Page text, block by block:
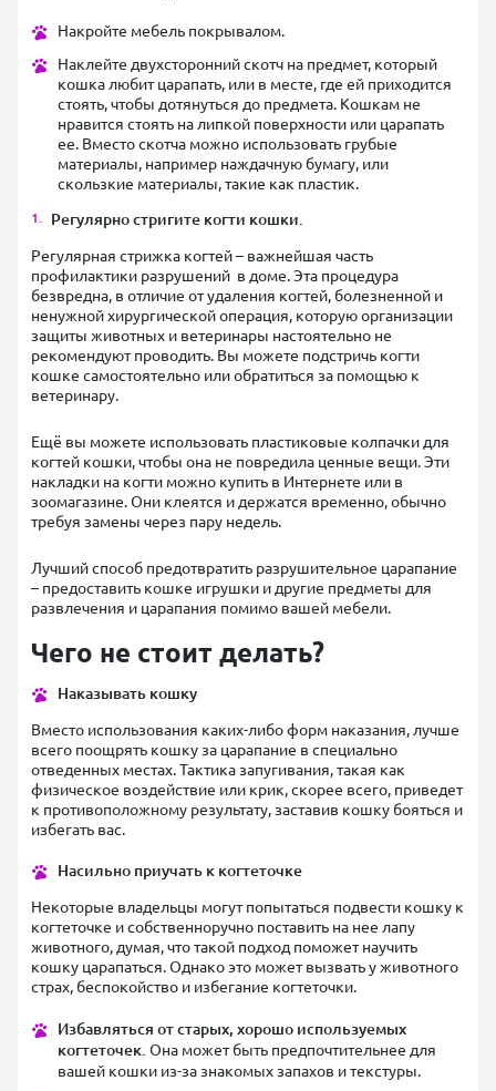
Накройте мебель покрывалом.
Наклейте двухсторонний скотч на предмет, который
кошка любит царапать, или в месте, где ей приходится
стоять, чтобы дотянуться до предмета. Кошкам не
нравится стоять на липкой поверхности или царапать
ее. Вместо скотча можно использовать грубые
материалы, например наждачную бумагу, или
скользкие материалы, такие как пластик.
Регулярно стригите когти кошки.
Регулярная стрижка когтей – важнейшая часть
профилактики разрушений в доме. Эта процедура
безвредна, в отличие от удаления когтей, болезненной и
ненужной хирургической операция, которую организации
защиты животных и ветеринары настоятельно не
рекомендуют проводить. Вы можете подстричь когти
кошке самостоятельно или обратиться за помощью к
ветеринару.
Ещё вы можете использовать пластиковые колпачки для
когтей кошки, чтобы она не повредила ценные вещи. Эти
накладки на когти можно купить в Интернете или в
зоомагазине. Они клеятся и держатся временно, обычно
требуя замены через пару недель.
Лучший способ предотвратить разрушительное царапание
– предоставить кошке игрушки и другие предметы для
развлечения и царапания помимо вашей мебели.
Чего не стоит делать?
Наказывать кошку
Вместо использования каких-либо форм наказания, лучше
всего поощрять кошку за царапание в специально
отведенных местах. Тактика запугивания, такая как
физическое воздействие или крик, скорее всего, приведет
к противоположному результату, заставив кошку бояться и
избегать вас.
Насильно приучать к когтеточке
Некоторые владельцы могут попытаться подвести кошку к
когтеточке и собственноручно поставить на нее лапу
животного, думая, что такой подход поможет научить
кошку царапаться. Однако это может вызвать у животного
страх, беспокойство и избегание когтеточки.
Избавляться от старых, хорошо используемых
когтеточек. Она может быть предпочтительнее для
вашей кошки из-за знакомых запахов и текстуры.